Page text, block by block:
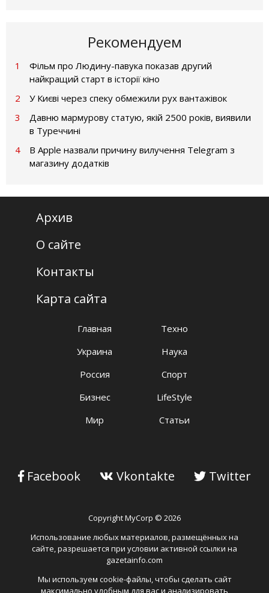
Рекомендуем
1
Фільм про Людину-павука показав другий
найкращий старт в історії кіно
2
У Києві через спеку обмежили рух вантажівок
3
Давню мармурову статую, якій 2500 років, виявили
в Туреччині
4
В Apple назвали причину вилучення Telegram з
магазину додатків
Copyright MyCorp © 2026
Использование любых материалов, размещённых на
сайте, разрешается при условии активной ссылки на
gazetainfo.com
Мы используем cookie-файлы, чтобы сделать сайт
максимально удобным для вас и анализировать
Главная
Украина
Россия
Бизнес
Мир
Техно
Наука
Спорт
LifeStyle
Статьи
Facebook Vkontakte Twitter
Архив
О сайте
Контакты
Карта сайта